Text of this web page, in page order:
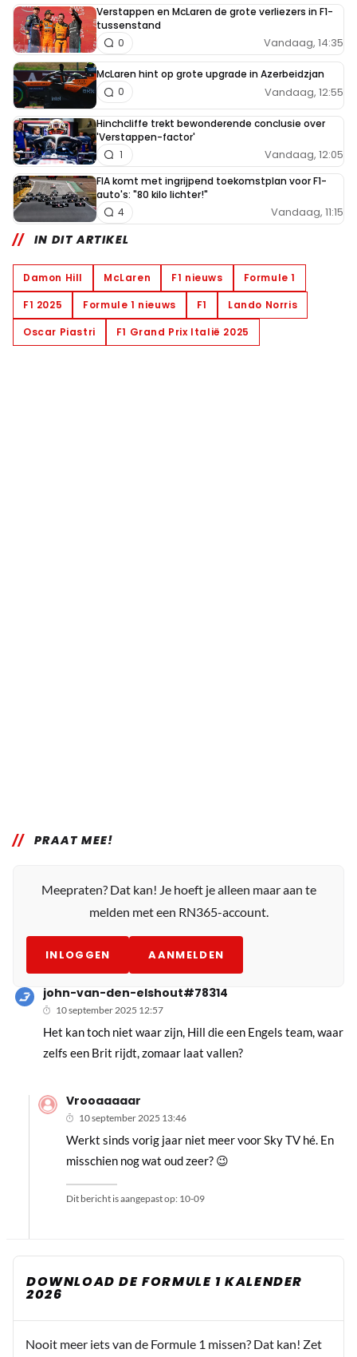
Verstappen en McLaren de grote verliezers in F1-
tussenstand
Vandaag, 14:35
0
McLaren hint op grote upgrade in Azerbeidzjan
Vandaag, 12:55
0
Hinchcliffe trekt bewonderende conclusie over
'Verstappen-factor'
Vandaag, 12:05
1
FIA komt met ingrijpend toekomstplan voor F1-
auto's: "80 kilo lichter!"
Vandaag, 11:15
4
IN DIT ARTIKEL
Damon Hill McLaren F1 nieuws
Formule 1
F1 2025
Formule 1 nieuws F1
Lando Norris
Oscar Piastri
F1 Grand Prix Italië 2025
PRAAT MEE!
Meepraten? Dat kan! Je hoeft je alleen maar aan te
melden met een RN365-account.
INLOGGEN AANMELDEN
john-van-den-elshout#78314
10 september 2025 12:57
Het kan toch niet waar zijn, Hill die een Engels team, waar
zelfs een Brit rijdt, zomaar laat vallen?
Vrooaaaaar
10 september 2025 13:46
Werkt sinds vorig jaar niet meer voor Sky TV hé. En
misschien nog wat oud zeer? 😉
Dit bericht is aangepast op: 10-09
DOWNLOAD DE FORMULE 1 KALENDER
2026
Nooit meer iets van de Formule 1 missen? Dat kan! Zet